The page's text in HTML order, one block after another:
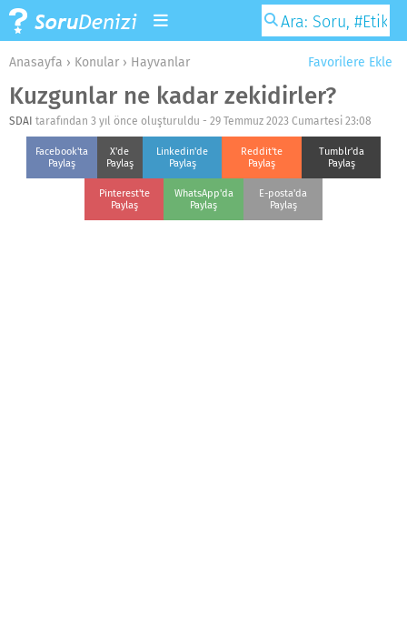
Favorilere Ekle
Anasayfa › Konular › Hayvanlar
Kuzgunlar ne kadar zekidirler?
SDAI tarafından 3 yıl önce oluşturuldu - 29 Temmuz 2023 Cumartesi 23:08
Facebook'ta
Paylaş
X'de
Paylaş
Linkedin'de
Paylaş
Reddit'te
Paylaş
Tumblr'da
Paylaş
Pinterest'te
Paylaş
WhatsApp'da
Paylaş
E-posta'da
Paylaş